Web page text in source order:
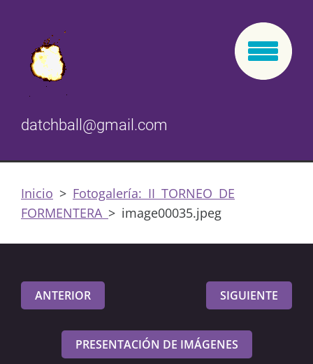
datchball@gmail.com
Inicio > Fotogalería: II TORNEO DE
FORMENTERA > image00035.jpeg
ANTERIOR SIGUIENTE
PRESENTACIÓN DE IMÁGENES